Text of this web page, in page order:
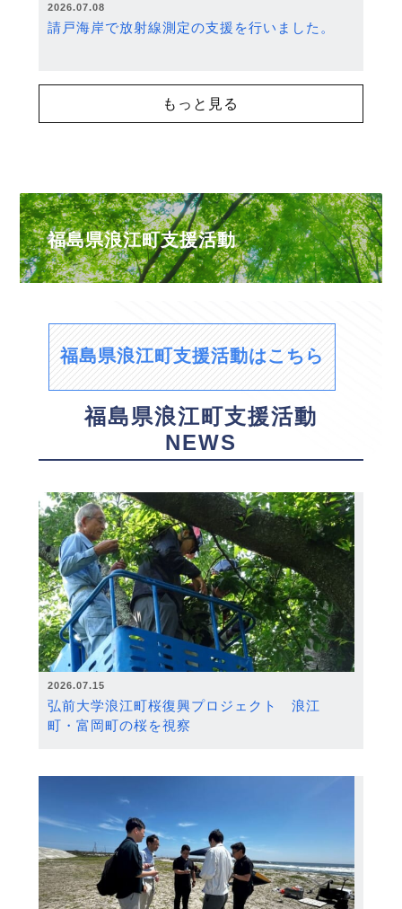
2026.07.08
請戸海岸で放射線測定の支援を行いました。
もっと見る
福島県浪江町支援活動
福島県浪江町支援活動はこちら
福島県浪江町支援活動
NEWS
2026.07.15
弘前大学浪江町桜復興プロジェクト 浪江
町・富岡町の桜を視察